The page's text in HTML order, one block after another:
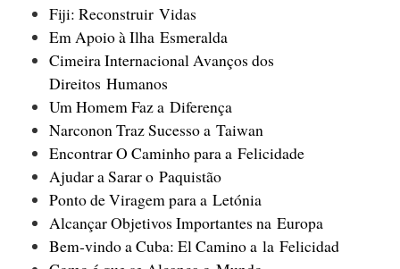
Fiji: Reconstruir Vidas
Em Apoio à Ilha Esmeralda
Cimeira Internacional Avanços dos
Direitos Humanos
Um Homem Faz a Diferença
Narconon Traz Sucesso a Taiwan
Encontrar O Caminho para a Felicidade
Ajudar a Sarar o Paquistão
Ponto de Viragem para a Letónia
Alcançar Objetivos Importantes na Europa
Bem‑vindo a Cuba: El Camino a la Felicidad